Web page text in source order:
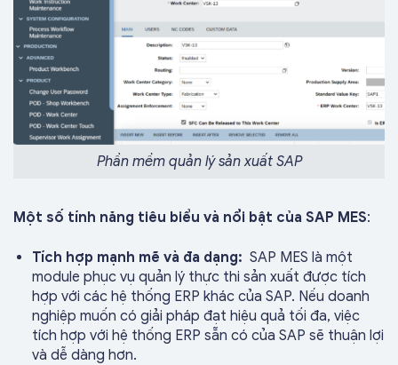
Phần mềm quản lý sản xuất SAP
Một số tính năng tiêu biểu và nổi bật của SAP MES:
Tích hợp mạnh mẽ và đa dạng: SAP MES là một
module phục vụ quản lý thực thi sản xuất được tích
hợp với các hệ thống ERP khác của SAP. Nếu doanh
nghiệp muốn có giải pháp đạt hiệu quả tối đa, việc
tích hợp với hệ thống ERP sẵn có của SAP sẽ thuận lợi
và dễ dàng hơn.